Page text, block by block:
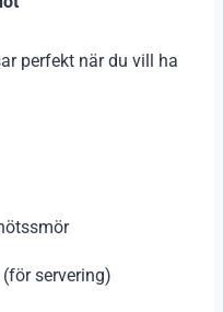
perfekt när du vill ha
servering)